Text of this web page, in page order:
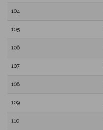
104
105
106
107
108
109
110